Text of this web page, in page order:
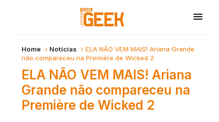
Home Notícias
ELA NÃO VEM MAIS! Ariana Grande
não compareceu na Première de Wicked 2
ELA NÃO VEM MAIS! Ariana
Grande não compareceu na
Première de Wicked 2